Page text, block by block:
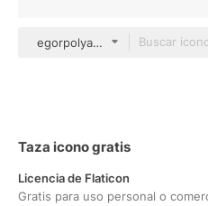
egorpolyakov Others
Taza icono gratis
Licencia de Flaticon
Gratis para uso personal o